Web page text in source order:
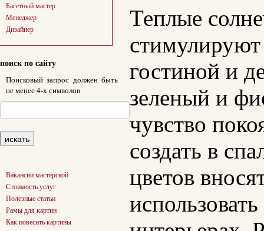
Багетный мастер
Менеджер
Дизайнер
поиск по сайту
Поисковый запрос должен быть
не менее 4-х символов
Вакансии мастерской
Стоимость услуг
Полезные статьи
Рамы для картин
Как повесить картины
Теплые
стимулируют
гостиной и
зеленый и
чувство
создать в
цветов